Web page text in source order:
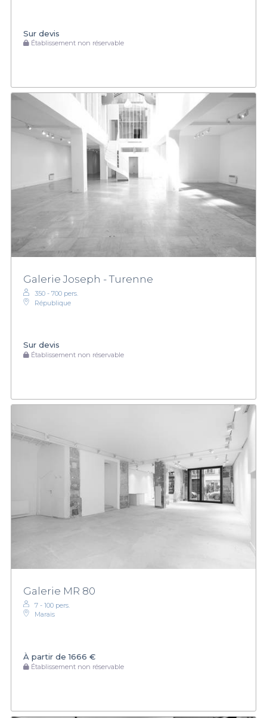
Sur devis
Établissement non réservable
Galerie Joseph - Turenne
350 - 700 pers.
République
Sur devis
Établissement non réservable
Galerie MR 80
7 - 100 pers.
Marais
À partir de1666 €
Établissement non réservable